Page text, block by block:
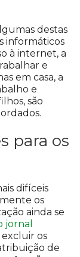
destas
informáticos
à internet, a
e
em casa, a
e
são
para os
difíceis
os
ainda se
jornal
excluir os
de